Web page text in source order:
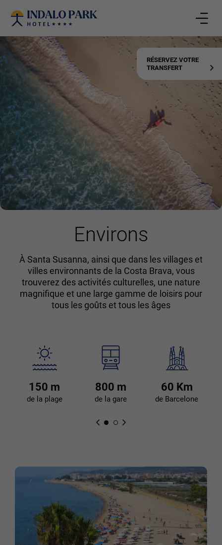
Chambres
Adultes Enfants
Ajouter chambre CONFIRMER
RÉSERVER
RÉSERVEZ VOTRE
TRANSFERT
Environs
À Santa Susanna, ainsi que dans les villages et
villes environnants de la Costa Brava, vous
trouverez des activités culturelles, une nature
magnifique et une large gamme de loisirs pour
tous les goûts et tous les âges
150 m
de la plage
800 m
de la gare
60 Km
de Barcelone